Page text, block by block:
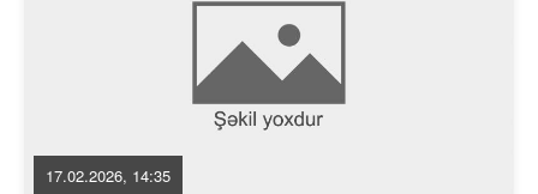
17.02.2026, 14:35